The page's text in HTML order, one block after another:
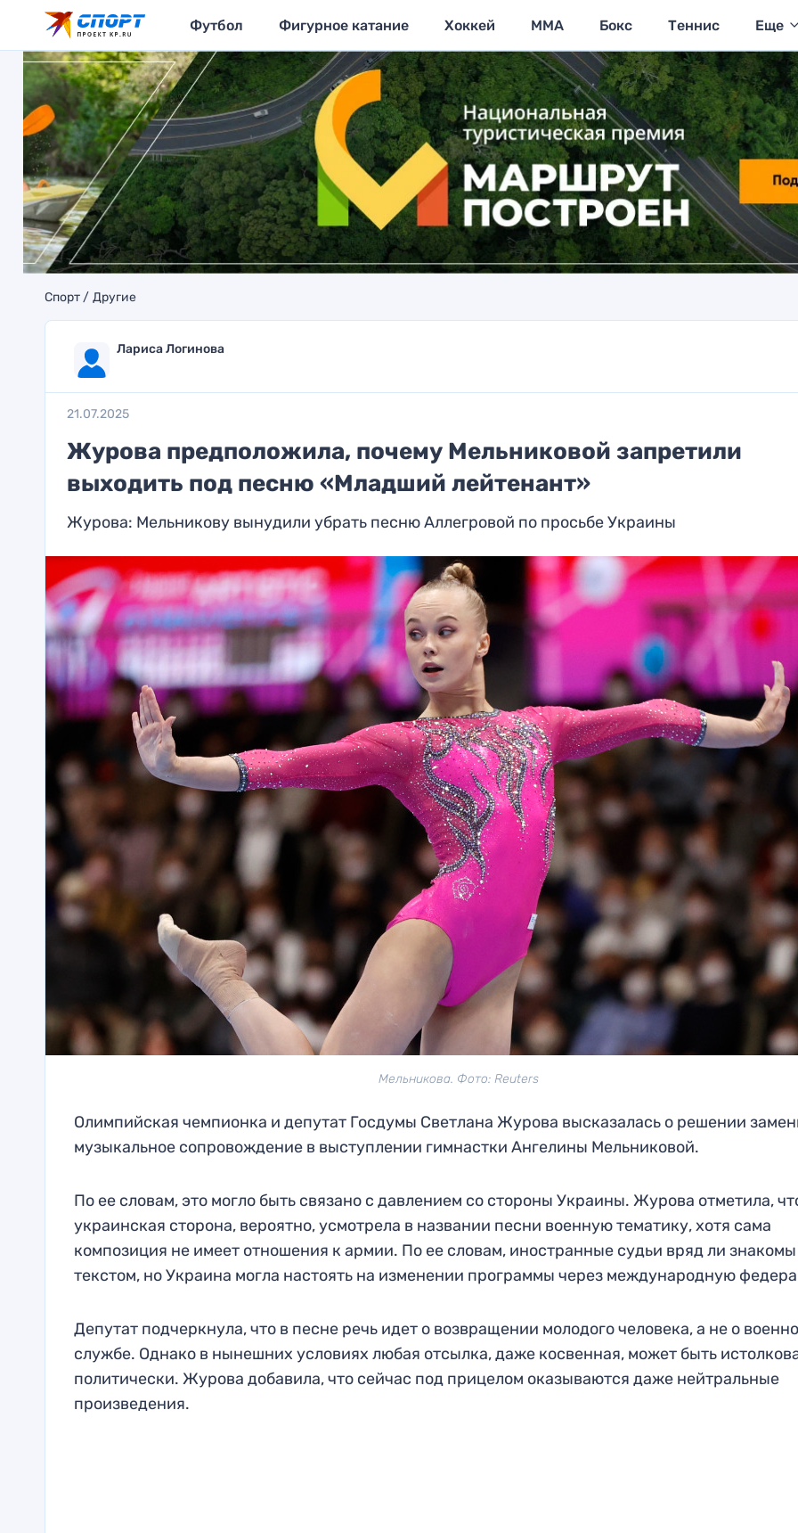
Футбол Фигурное катание Хоккей MMA Бокс Теннис Еще
Спорт Другие
Лариса Логинова
21.07.2025
Журова предположила, почему Мельниковой запретили
выходить под песню «Младший лейтенант»
Журова: Мельникову вынудили убрать песню Аллегровой по просьбе Украины
Мельникова. Фото: Reuters
Олимпийская чемпионка и депутат Госдумы Светлана Журова высказалась о решении
музыкальное сопровождение в выступлении гимнастки Ангелины Мельниковой.
По ее словам, это могло быть связано с давлением со стороны Украины. Журова отметила,
украинская сторона, вероятно, усмотрела в названии песни военную тематику, хотя сама
композиция не имеет отношения к армии. По ее словам, иностранные судьи вряд ли знакомы
текстом, но Украина могла настоять на изменении программы через международную
Депутат подчеркнула, что в песне речь идет о возвращении молодого человека, а не о
службе. Однако в нынешних условиях любая отсылка, даже косвенная, может быть
политически. Журова добавила, что сейчас под прицелом оказываются даже нейтральные
произведения.